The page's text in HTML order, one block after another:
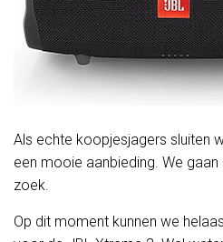
Als echte koopjesjagers sluiten
een mooie aanbieding. We
zoek.
Op dit moment kunnen we